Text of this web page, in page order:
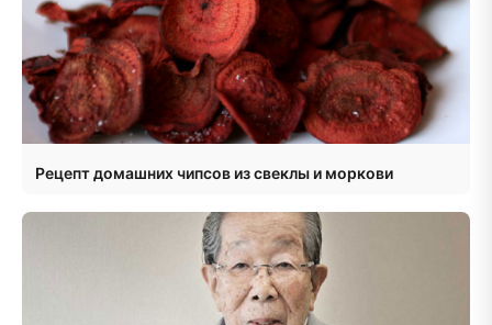
Рецепт домашних чипсов из свеклы и моркови